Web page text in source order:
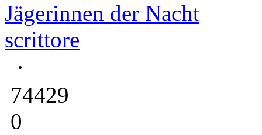
Jägerinnen der Nacht
scrittore
74429
0